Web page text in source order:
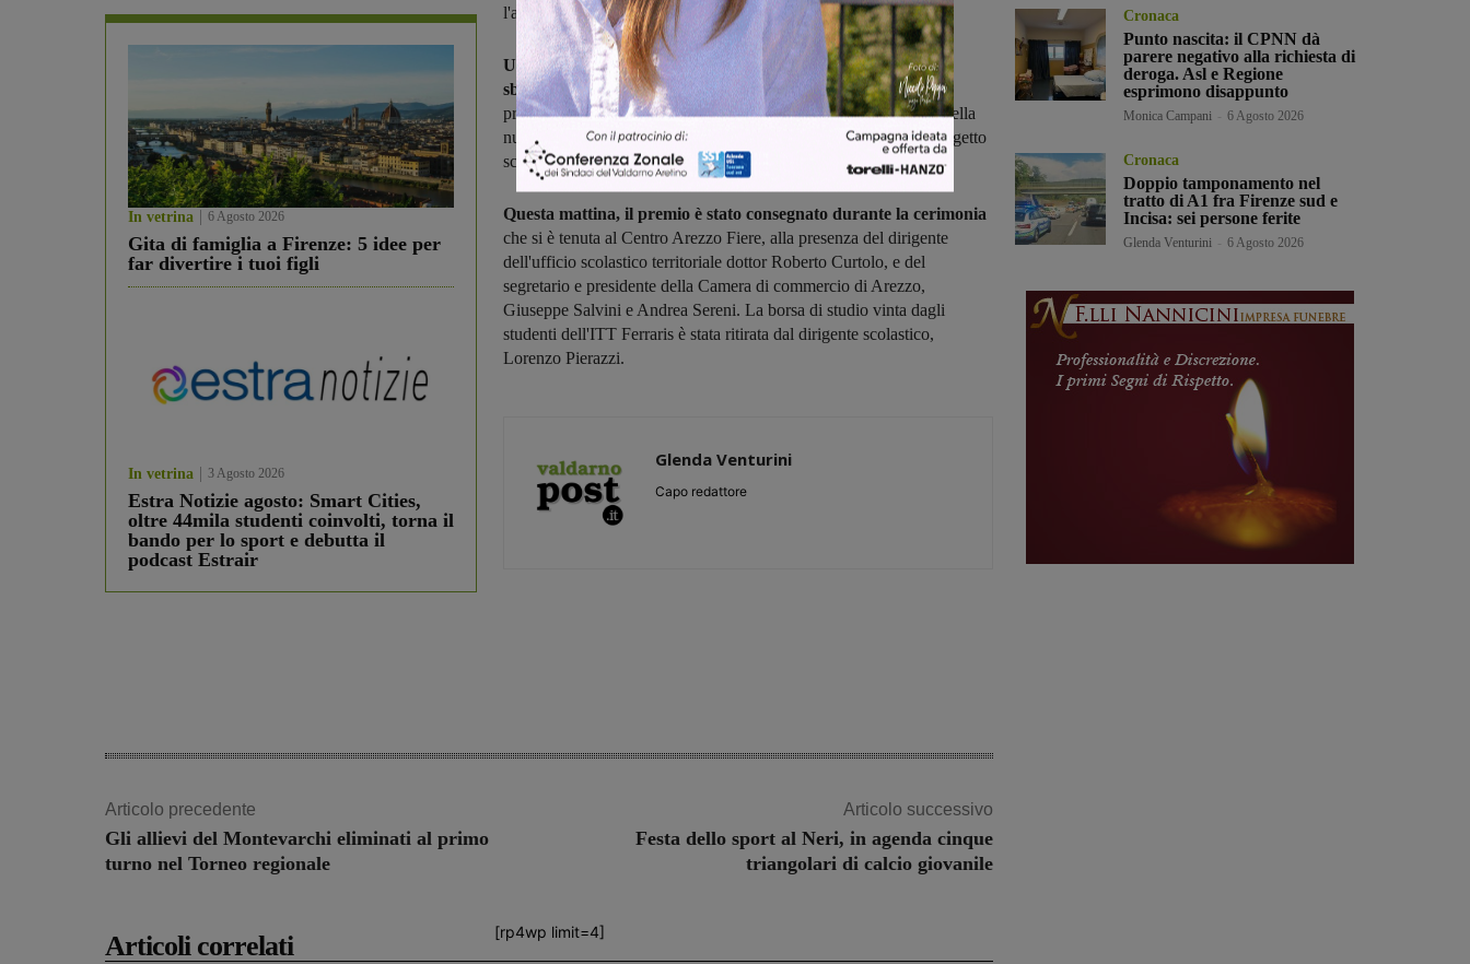
In vetrina 6 Agosto 2026
Gita di famiglia a Firenze: 5 idee per
far divertire i tuoi figli
In vetrina 3 Agosto 2026
Estra Notizie agosto: Smart Cities,
oltre 44mila studenti coinvolti, torna il
bando per lo sport e debutta il
podcast Estrair
l'azienda committente del progetto.
Un gruppo di studenti capaci e appassionati, che dunque ha
sbaragliato la concorrenza aggiudicandosi il primo posto nella
propria categoria. Tra di loro, fra l'altro, ci sono anche gli autori della
nuova app di Valdarnopost, sviluppata sempre nell'ambito del progetto
scuola-lavoro, e che sarà presentata a breve.
Questa mattina, il premio è stato consegnato durante la cerimonia
che si è tenuta al Centro Arezzo Fiere, alla presenza del dirigente
dell'ufficio scolastico territoriale dottor Roberto Curtolo, e del
segretario e presidente della Camera di commercio di Arezzo,
Giuseppe Salvini e Andrea Sereni. La borsa di studio vinta dagli
studenti dell'ITT Ferraris è stata ritirata dal dirigente scolastico,
Lorenzo Pierazzi.
Glenda Venturini
Capo redattore
Articolo precedente
Gli allievi del Montevarchi eliminati al primo
turno nel Torneo regionale
Articolo successivo
Festa dello sport al Neri, in agenda cinque
triangolari di calcio giovanile
[rp4wp limit=4]
Articoli correlati
Cronaca
Punto nascita: il CPNN dà
parere negativo alla richiesta di
deroga. Asl e Regione
esprimono disappunto
Monica Campani 6 Agosto 2026
Cronaca
Doppio tamponamento nel
tratto di A1 fra Firenze sud e
Incisa: sei persone ferite
Glenda Venturini 6 Agosto 2026